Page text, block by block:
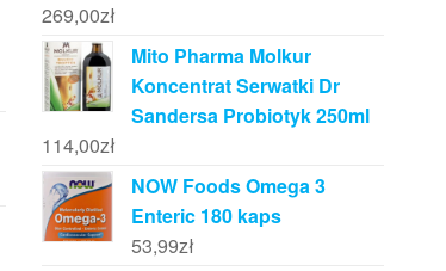
269,00zł
Mito Pharma Molkur
Koncentrat Serwatki Dr
Sandersa Probiotyk 250ml
114,00zł
NOW Foods Omega 3
Enteric 180 kaps
53,99zł